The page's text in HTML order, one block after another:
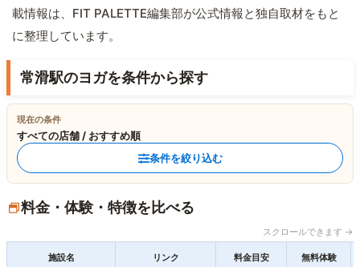
載情報は、FIT PALETTE編集部が公式情報と独自取材をもと
に整理しています。
常滑駅のヨガを条件から探す
現在の条件
すべての店舗 / おすすめ順
条件を絞り込む
料金・体験・特徴を比べる
スクロールできます →
施設名 リンク 料金目安 無料体験